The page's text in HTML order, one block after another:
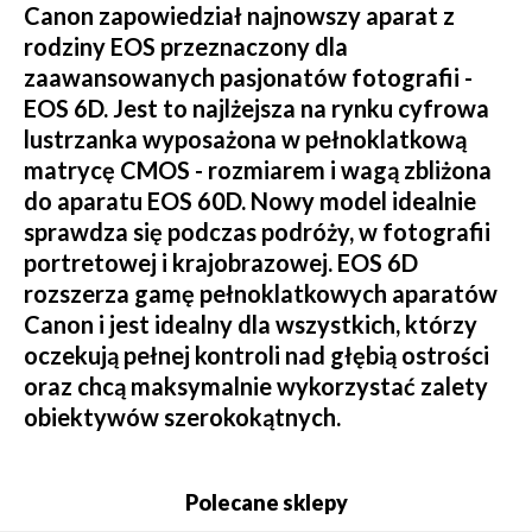
Canon zapowiedział najnowszy aparat z
rodziny EOS przeznaczony dla
zaawansowanych pasjonatów fotografii -
EOS 6D. Jest to najlżejsza na rynku cyfrowa
lustrzanka wyposażona w pełnoklatkową
matrycę CMOS - rozmiarem i wagą zbliżona
do aparatu EOS 60D. Nowy model idealnie
sprawdza się podczas podróży, w fotografii
portretowej i krajobrazowej. EOS 6D
rozszerza gamę pełnoklatkowych aparatów
Canon i jest idealny dla wszystkich, którzy
oczekują pełnej kontroli nad głębią ostrości
oraz chcą maksymalnie wykorzystać zalety
obiektywów szerokokątnych.
Polecane sklepy